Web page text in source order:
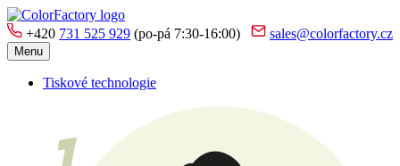
+420 731 525 929 (po-pá 7:30-16:00) sales@colorfactory.cz
Menu
Tiskové technologie